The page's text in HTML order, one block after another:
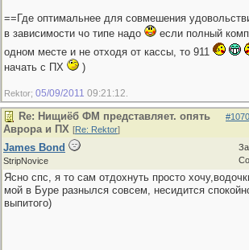
==Где оптимальнее для совмешения
в зависимости чо типе надо
если полный
одном месте и не отходя от кассы, то 911
начать с ПХ
)
Rektor; 05/09/2011 09:21:12
Re: Нищиёб ФМ представляет. опять
Аврора и ПХ [Re: Rektor]
James Bond
StripNovice
Ясно спс, я то сам отдохнуть просто
мой в Буре разнылся совсем, несидится
выпитого)